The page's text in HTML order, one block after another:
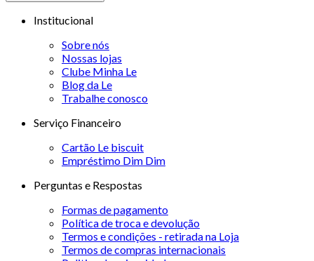
Institucional
Sobre nós
Nossas lojas
Clube Minha Le
Blog da Le
Trabalhe conosco
Serviço Financeiro
Cartão Le biscuit
Empréstimo Dim Dim
Perguntas e Respostas
Formas de pagamento
Política de troca e devolução
Termos e condições - retirada na Loja
Termos de compras internacionais